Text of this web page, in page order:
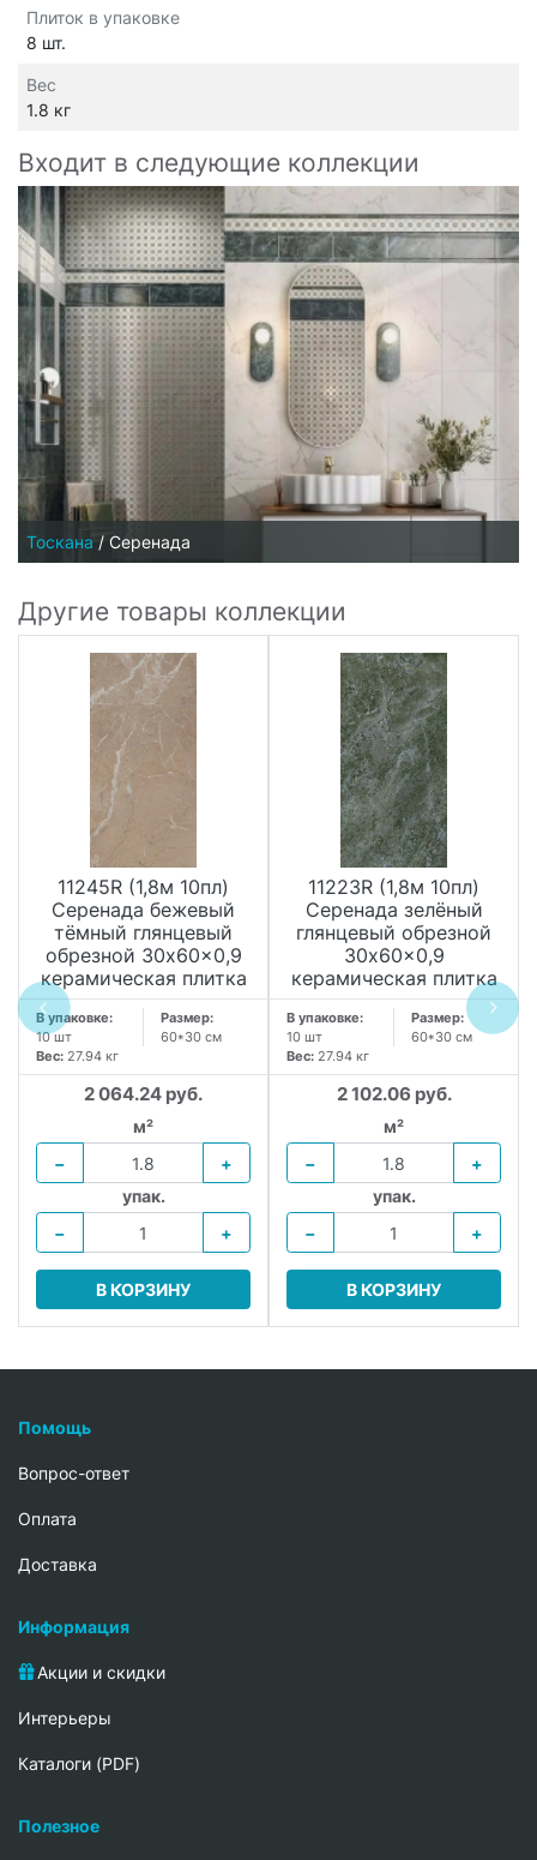
Плиток в упаковке
8 шт.
Вес
1.8 кг
Входит в следующие коллекции
Тоскана / Серенада
Другие товары коллекции
11245R (1,8м 10пл)
Серенада бежевый
тёмный глянцевый
обрезной 30x60x0,9
керамическая плитка
В упаковке:
10 шт
Размер:
60*30 см
Вес: 27.94 кг
2 064.24 руб.
м²
−
+
упак.
−
+
В КОРЗИНУ
11223R (1,8м 10пл)
Серенада зелёный
глянцевый обрезной
30x60x0,9
керамическая плитка
В упаковке:
10 шт
Размер:
60*30 см
Вес: 27.94 кг
2 102.06 руб.
м²
−
+
упак.
−
+
В КОРЗИНУ
Помощь
Вопрос-ответ
Oплата
Доставка
Информация
Акции и скидки
Интерьеры
Каталоги (PDF)
Полезное